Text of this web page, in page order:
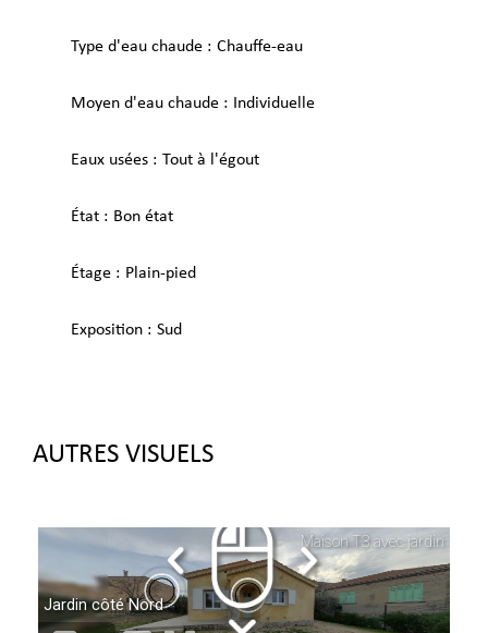
Type d'eau chaude Chauffe-eau
Moyen d'eau chaude Individuelle
Eaux usées Tout à l'égout
État Bon état
Étage Plain-pied
Exposition Sud
AUTRES VISUELS